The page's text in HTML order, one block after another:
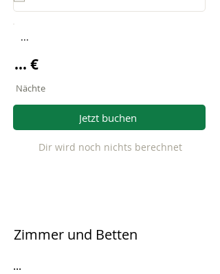
...
... €
Nächte
Jetzt buchen
Dir wird noch nichts berechnet
Zimmer und Betten
...